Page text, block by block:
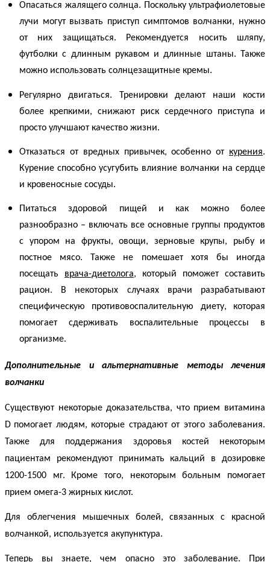
Опасаться жалящего солнца. Поскольку ультрафиолетовые
лучи могут вызвать приступ симптомов волчанки, нужно
от них защищаться. Рекомендуется носить шляпу,
футболки с длинным рукавом и длинные штаны. Также
можно использовать солнцезащитные кремы.
Регулярно двигаться. Тренировки делают наши кости
более крепкими, снижают риск сердечного приступа и
просто улучшают качество жизни.
Отказаться от вредных привычек, особенно от курения.
Курение способно усугубить влияние волчанки на сердце
и кровеносные сосуды.
Питаться здоровой пищей и как можно более
разнообразно – включать все основные группы продуктов
с упором на фрукты, овощи, зерновые крупы, рыбу и
постное мясо. Также не помешает хотя бы иногда
посещать врача-диетолога, который поможет составить
рацион. В некоторых случаях врачи разрабатывают
специфическую противовоспалительную диету, которая
помогает сдерживать воспалительные процессы в
организме.
Дополнительные и альтернативные методы лечения
волчанки
Существуют некоторые доказательства, что прием витамина
D помогает людям, которые страдают от этого заболевания.
Также для поддержания здоровья костей некоторым
пациентам рекомендуют принимать кальций в дозировке
1200-1500 мг. Кроме того, некоторым больным помогает
прием омега-3 жирных кислот.
Для облегчения мышечных болей, связанных с красной
волчанкой, используется акупунктура.
Теперь вы знаете, чем опасно это заболевание. При